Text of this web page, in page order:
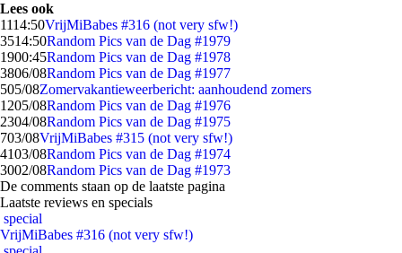
Lees ook
1114:50VrijMiBabes #316 (not very sfw!)
3514:50Random Pics van de Dag #1979
1900:45Random Pics van de Dag #1978
3806/08Random Pics van de Dag #1977
505/08Zomervakantieweerbericht: aanhoudend zomers
1205/08Random Pics van de Dag #1976
2304/08Random Pics van de Dag #1975
703/08VrijMiBabes #315 (not very sfw!)
4103/08Random Pics van de Dag #1974
3002/08Random Pics van de Dag #1973
De comments staan op de laatste pagina
Laatste reviews en specials
special
VrijMiBabes #316 (not very sfw!)